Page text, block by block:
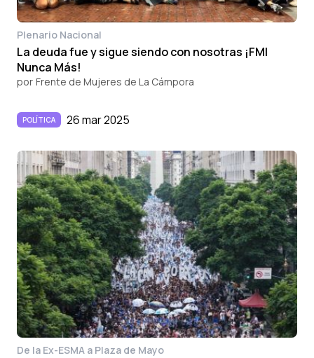
Plenario Nacional
La deuda fue y sigue siendo con nosotras ¡FMI
Nunca Más!
por Frente de Mujeres de La Cámpora
POLÍTICA 26 mar 2025
De la Ex-ESMA a Plaza de Mayo